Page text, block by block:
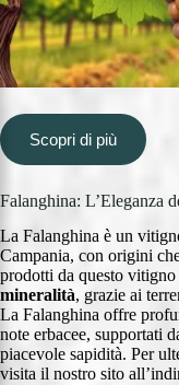
Scopri di più
Falanghina: L’Eleganza
La Falanghina è un
Campania, con origini
prodotti da questo
mineralità, grazie ai
La Falanghina offre
note erbacee, supportati
piacevole sapidità. Per
visita il nostro sito